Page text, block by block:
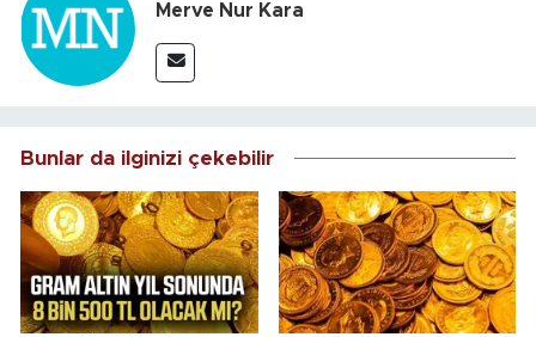
Merve Nur Kara
Bunlar da ilginizi çekebilir